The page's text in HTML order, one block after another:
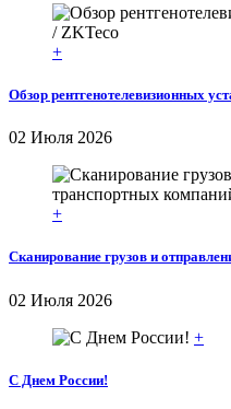
+
Обзор рентгенотелевизионных
02 Июля 2026
+
Сканирование грузов и
02 Июля 2026
+
С Днем России!